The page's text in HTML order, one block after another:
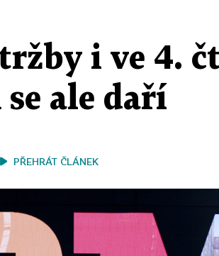
i ve 4.
ale daří
PŘEHRÁT ČLÁNEK